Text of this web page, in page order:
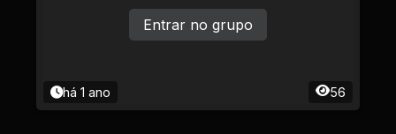
há 1 ano 56
Entrar no grupo